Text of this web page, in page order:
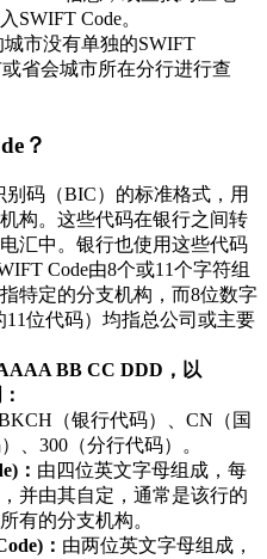
SWIFT Code。
市没有单独的SWIFT
省会城市所在分行进行查
？
别码（BIC）的标准格式，用
构。这些代码在银行之间转
汇中。银行也使用这些代码
Code由8个或11个字符组
特定的分支机构，而8位数字
位代码）均指总公司或主要
BB CC DDD，以
（银行代码）、CN（国
、300（分行代码）。
： 由四位英文字母组成，每
并由其自定，通常是该行的
有的分支机构。
： 由两位英文字母组成，